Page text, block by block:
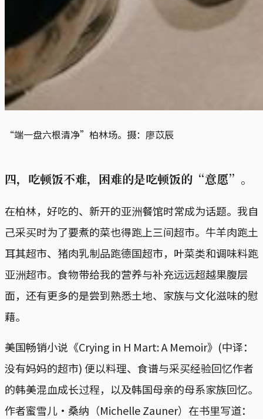
“端一盘六根清净”柏林场。摄：廖苡辰
四，吃顿饭不难，困难的是吃顿饭的“意愿”。
在柏林，好吃的、新开的亚洲餐馆时常成为话题。我自
己采买时为了要煮的菜也得跑上三间超市。牛羊肉跑土
耳其超市、猪肉乳制品跑德国超市，叶菜类和调味料跑
亚洲超市。食物带给我的营养与补充远远超越果腹层
面，还有更多的是尝到熟悉土地、家族与文化滋味的慰
藉。
美国畅销小说《Crying in H Mart: A Memoir》(中译：
没有妈妈的超市) 便以料理、食谱与采买经验回忆作者
的韩美混血成长过程，以及韩国母亲的母系家族回忆。
作者蜜雪儿·桑纳（Michelle Zauner）在书里写道：